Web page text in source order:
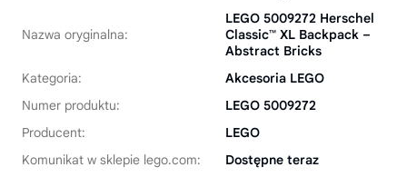
Nazwa oryginalna:
LEGO 5009272 Herschel
Classic™ XL Backpack –
Abstract Bricks
Kategoria:
Akcesoria LEGO
Numer produktu:
LEGO 5009272
Producent:
LEGO
Komunikat w sklepie lego.com:
Dostępne teraz